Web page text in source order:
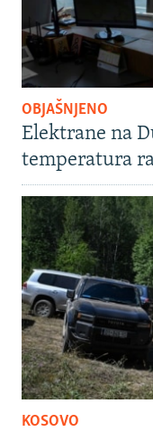
OBJAŠNJENO
Elektrane na
temperatura
KOSOVO